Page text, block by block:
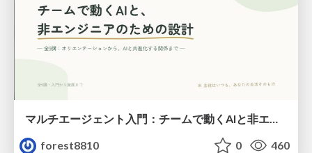
マルチエージェント入門：チームで動くAIと非エンジニアのための設計（Claude Code）
forest8810
0 460